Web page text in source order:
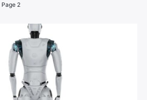
Page 2